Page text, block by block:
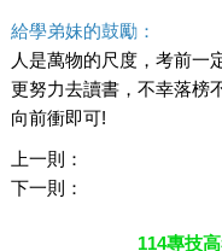
給學弟妹的鼓勵：
人是萬物的尺度，考前一
更努力去讀書，不幸落榜
向前衝即可!
上一則：
下一則：
114專技